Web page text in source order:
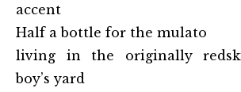
accent
Half a bottle for the mulato
living in the originally
boy’s yard